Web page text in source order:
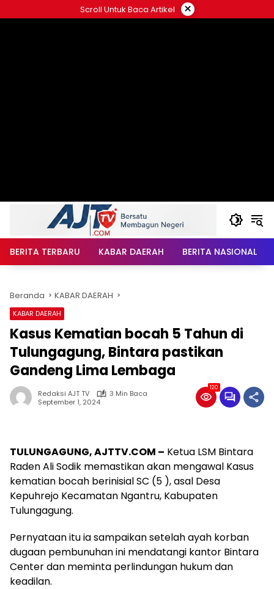
ke
Scroll Untuk Baca Artikel ×
BERITA TERBARU KABAR DAERAH BERITA NASIONAL
Beranda KABAR DAERAH
KABAR DAERAH
Kasus Kematian bocah 5 Tahun di
Tulungagung, Bintara pastikan
Gandeng Lima Lembaga
Redaksi AJT TV
3 Min Baca
September 1, 2024
120
TULUNGAGUNG,AJTTV.COM – Ketua LSM Bintara
Raden Ali Sodik memastikan akan mengawal Kasus
kematian bocah berinisial SC (5 ), asal Desa
Kepuhrejo Kecamatan Ngantru, Kabupaten
Tulungagung.
Pernyataan itu ia sampaikan setelah ayah korban
dugaan pembunuhan ini mendatangi kantor Bintara
Center dan meminta perlindungan hukum dan
keadilan.